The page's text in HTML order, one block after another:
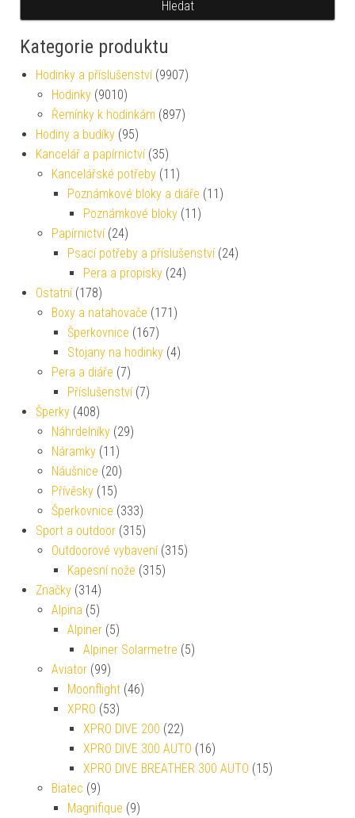
Hledat
Kategorie produktu
Hodinky a příslušenství (9907)
Hodinky (9010)
Řemínky k hodinkám (897)
Hodiny a budíky (95)
Kancelář a papírnictví (35)
Kancelářské potřeby (11)
Poznámkové bloky a diáře (11)
Poznámkové bloky (11)
Papírnictví (24)
Psací potřeby a příslušenství (24)
Pera a propisky (24)
Ostatní (178)
Boxy a natahovače (171)
Šperkovnice (167)
Stojany na hodinky (4)
Pera a diáře (7)
Příslušenství (7)
Šperky (408)
Náhrdelníky (29)
Náramky (11)
Náušnice (20)
Přívěsky (15)
Šperkovnice (333)
Sport a outdoor (315)
Outdoorové vybavení (315)
Kapesní nože (315)
Značky (314)
Alpina (5)
Alpiner (5)
Alpiner Solarmetre (5)
Aviator (99)
Moonflight (46)
XPRO (53)
XPRO DIVE 200 (22)
XPRO DIVE 300 AUTO (16)
XPRO DIVE BREATHER 300 AUTO (15)
Biatec (9)
Magnifique (9)